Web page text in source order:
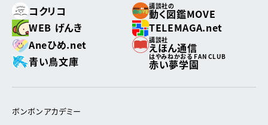
コクリコ
講談社の
動く図鑑MOVE
WEB げんき
TELEMAGA.net
Aneひめ.net
講談社
えほん通信
青い鳥文庫
はやみねかおる FAN CLUB
赤い夢学園
ボンボンアカデミー